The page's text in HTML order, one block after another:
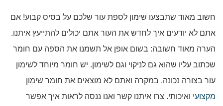
חשוב מאוד שתבצעו שימון לספת עור שלכם על בסיס קבוע! אם
אתם לא יודעים איך לחדש את העור אתם יכולים להתייעץ איתנו.
הערה מאוד חשובה: בשום אופן אל תשמנו את הספה עם חומר
שכתוב עליו שהוא גם לניקוי וגם לשימון. יש חומר מיוחד לשימון
עור בצורה נכונה. במקרה ואתם לא מוצאים את חומר שימון
מקצועי ואיכותי. צרו איתנו קשר ואנו ננסה לראות איך אפשר